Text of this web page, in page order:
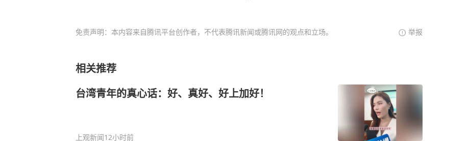
免责声明：本内容来自腾讯平台创作者，不代表腾讯新闻或腾讯网的观点和立场。 举报
相关推荐
台湾青年的真心话：好、真好、好上加好！
上观新闻12小时前